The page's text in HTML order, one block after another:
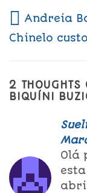
Andreia
Chinelo
2 THOUGHTS
BIQUÍNI
Olá